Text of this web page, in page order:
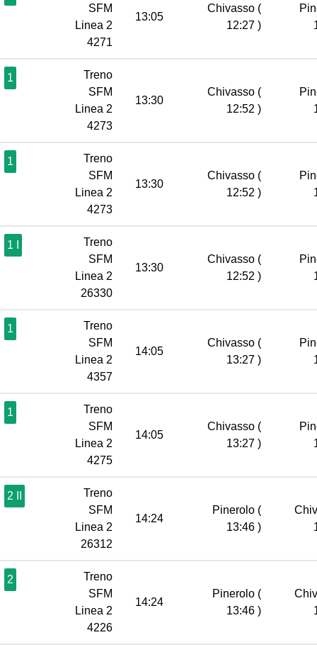
SFM
Linea 2
4271
13:05
Chivasso (
12:27 )
1
Treno
SFM
Linea 2
4273
13:30
Chivasso (
12:52 )
1
Treno
SFM
Linea 2
4273
13:30
Chivasso (
12:52 )
1 I
Treno
SFM
Linea 2
26330
13:30
Chivasso (
12:52 )
1
Treno
SFM
Linea 2
4357
14:05
Chivasso (
13:27 )
1
Treno
SFM
Linea 2
4275
14:05
Chivasso (
13:27 )
2 II
Treno
SFM
Linea 2
26312
14:24
Pinerolo (
13:46 )
2
Treno
SFM
Linea 2
4226
14:24
Pinerolo (
13:46 )